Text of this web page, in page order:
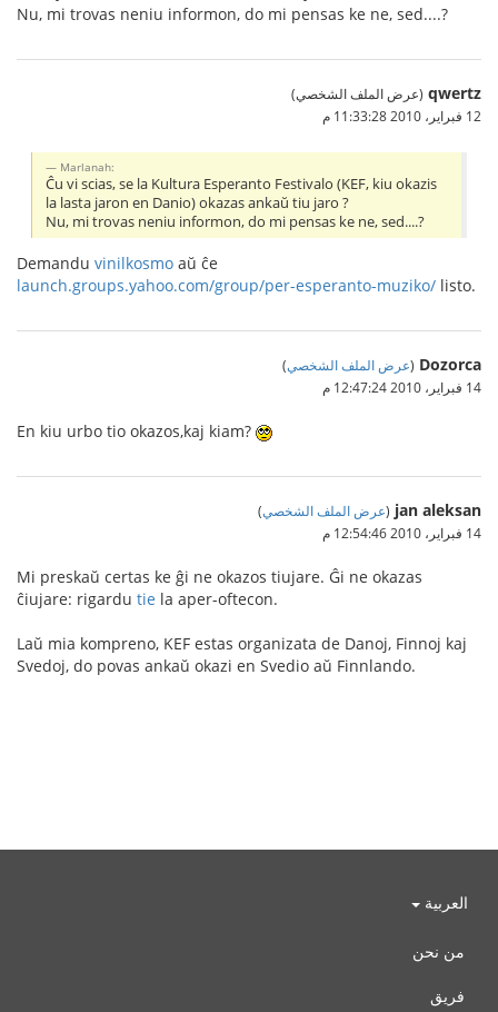
Nu, mi trovas neniu informon, do mi pensas ke ne, sed....?
qwertz (عرض الملف الشخصي)
12 فبراير، 2010 11:33:28 م
Marlanah:
Ĉu vi scias, se la Kultura Esperanto Festivalo (KEF, kiu okazis
la lasta jaron en Danio) okazas ankaŭ tiu jaro ?
Nu, mi trovas neniu informon, do mi pensas ke ne, sed....?
Demandu vinilkosmo aŭ ĉe
launch.groups.yahoo.com/group/per-esperanto-muziko/ listo.
Dozorca
(عرض الملف الشخصي)
14 فبراير، 2010 12:47:24 م
En kiu urbo tio okazos,kaj kiam?
jan aleksan
(عرض الملف الشخصي)
14 فبراير، 2010 12:54:46 م
Mi preskaŭ certas ke ĝi ne okazos tiujare. Ĝi ne okazas
ĉiujare: rigardu tie la aper-oftecon.
Laŭ mia kompreno, KEF estas organizata de Danoj, Finnoj kaj
Svedoj, do povas ankaŭ okazi en Svedio aŭ Finnlando.
العربية
من نحن
فريق